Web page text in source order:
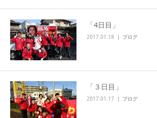
「4日目」
2017.01.18 ブログ
「３日目」
2017.01.17 ブログ